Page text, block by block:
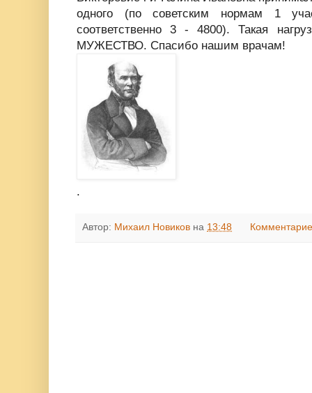
одного (по советским нормам 1
соответственно 3 - 4800). Такая
МУЖЕСТВО. Спасибо нашим врачам!
.
Автор: Михаил Новиков на 13:48